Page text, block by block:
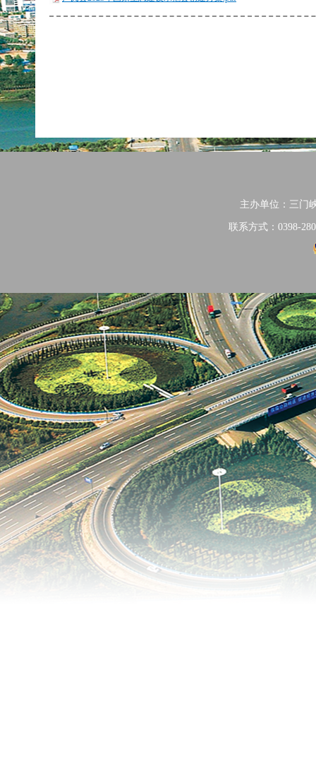
主办单位：三门
联系方式：0398-